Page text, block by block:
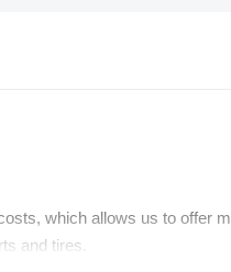
which allows us to offer
and tires.